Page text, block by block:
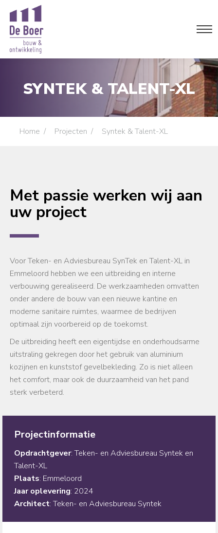
SYNTEK & TALENT-XL
Je bent hier:
Home Projecten Syntek & Talent-XL
Met passie werken wij aan
uw project
Voor Teken- en Adviesbureau SynTek en Talent-XL in
Emmeloord hebben we een uitbreiding en interne
verbouwing gerealiseerd. De werkzaamheden omvatten
onder andere de bouw van een nieuwe kantine en
moderne sanitaire ruimtes, waarmee de bedrijven
optimaal zijn voorbereid op de toekomst.
De uitbreiding heeft een eigentijdse en onderhoudsarme
uitstraling gekregen door het gebruik van aluminium
kozijnen en kunststof gevelbekleding. Zo is niet alleen
het comfort, maar ook de duurzaamheid van het pand
sterk verbeterd.
Projectinformatie
Opdrachtgever: Teken- en Adviesbureau Syntek en
Talent-XL
Plaats: Emmeloord
Jaar oplevering: 2024
Architect: Teken- en Adviesbureau Syntek